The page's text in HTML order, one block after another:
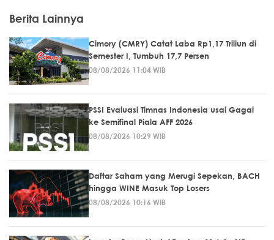
Berita Lainnya
Cimory (CMRY) Catat Laba Rp1,17 Triliun di
Semester I, Tumbuh 17,7 Persen
08/08/2026 11:04 WIB
PSSI Evaluasi Timnas Indonesia usai Gagal
ke Semifinal Piala AFF 2026
08/08/2026 10:29 WIB
Daftar Saham yang Merugi Sepekan, BACH
hingga WINE Masuk Top Losers
08/08/2026 10:16 WIB